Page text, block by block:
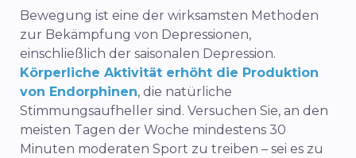
Bewegung ist eine der wirksamsten Methoden
zur Bekämpfung von Depressionen,
einschließlich der saisonalen Depression.
Körperliche Aktivität erhöht die Produktion
von Endorphinen, die natürliche
Stimmungsaufheller sind. Versuchen Sie, an den
meisten Tagen der Woche mindestens 30
Minuten moderaten Sport zu treiben – sei es zu